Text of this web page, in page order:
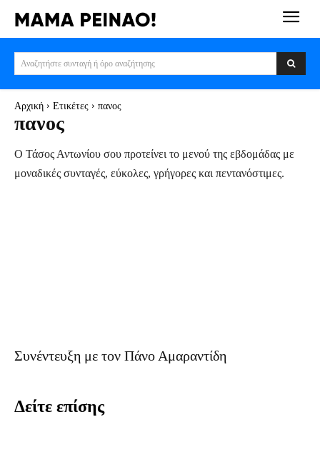
Αναζητήστε συνταγή ή όρο αναζήτησης
Αρχική Ετικέτες πανος
πανος
Ο Τάσος Αντωνίου σου προτείνει το μενού της εβδομάδας με
μοναδικές συνταγές, εύκολες, γρήγορες και πεντανόστιμες.
Συνέντευξη με τον Πάνο Αμαραντίδη
Δείτε επίσης